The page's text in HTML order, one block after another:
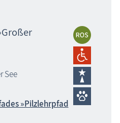
See
»Pilzlehrpfad